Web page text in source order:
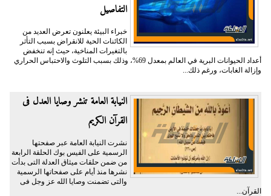
التفاصيل
خبراء البيئة يعلنون تعرض العديد من
الكائنات الحية للانقراض بسبب التأثر
بالتغيرات المناخية، حيث إنه تنخفض
أعداد الحيوانات البرية في العالم بمعدل 69%، وذلك بسبب التلوث والاحتباس الحراري
وإزالة الغابات، ورغم ذلك...
النيابة العامة تنشر وصايا العدل فى
القرآن الكريم
نشرت النيابة العامة عبر صفحتها
الرسمية على الفيس بوك الحلقة الرابعة
من ضمن حلقات ميثاق العدلة التى بدأت
نشرها منذ أيام على صفحاتها الرسمية
والتى تضمنت وصايا الله عز وجل فى
القرآن...